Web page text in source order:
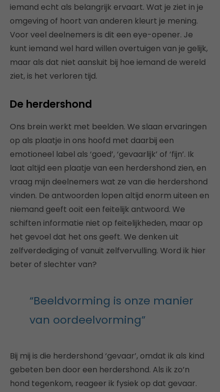
iemand echt als belangrijk ervaart. Wat je ziet in je
omgeving of hoort van anderen kleurt je mening.
Voor veel deelnemers is dit een eye-opener. Je
kunt iemand wel hard willen overtuigen van je gelijk,
maar als dat niet aansluit bij hoe iemand de wereld
ziet, is het verloren tijd.
De herdershond
Ons brein werkt met beelden. We slaan ervaringen
op als plaatje in ons hoofd met daarbij een
emotioneel label als ‘goed’, ‘gevaarlijk’ of ‘fijn’. Ik
laat altijd een plaatje van een herdershond zien, en
vraag mijn deelnemers wat ze van die herdershond
vinden. De antwoorden lopen altijd enorm uiteen en
niemand geeft ooit een feitelijk antwoord. We
schiften informatie niet op feitelijkheden, maar op
het gevoel dat het ons geeft. We denken uit
zelfverdediging of vanuit zelfvervulling. Word ik hier
beter of slechter van?
“Beeldvorming is onze manier
van oordeelvorming”
Bij mij is die herdershond ‘gevaar’, omdat ik als kind
gebeten ben door een herdershond. Als ik zo’n
hond tegenkom, reageer ik fysiek op dat gevaar.